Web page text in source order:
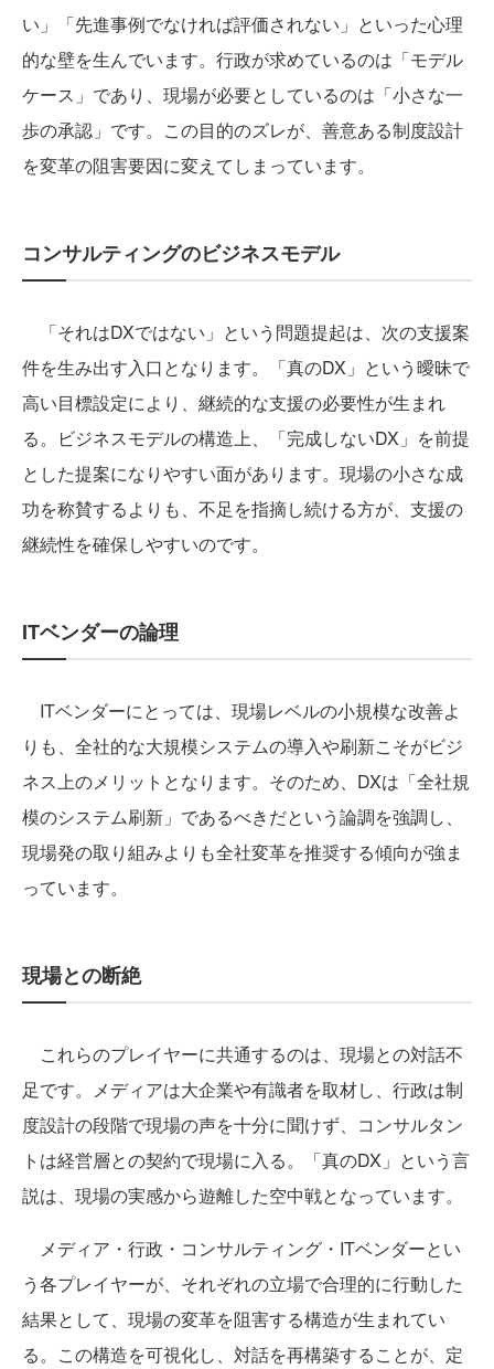
い」「先進事例でなければ評価されない」といった心理
的な壁を生んでいます。行政が求めているのは「モデル
ケース」であり、現場が必要としているのは「小さな一
歩の承認」です。この目的のズレが、善意ある制度設計
を変革の阻害要因に変えてしまっています。
コンサルティングのビジネスモデル
「それはDXではない」という問題提起は、次の支援案
件を生み出す入口となります。「真のDX」という曖昧で
高い目標設定により、継続的な支援の必要性が生まれ
る。ビジネスモデルの構造上、「完成しないDX」を前提
とした提案になりやすい面があります。現場の小さな成
功を称賛するよりも、不足を指摘し続ける方が、支援の
継続性を確保しやすいのです。
ITベンダーの論理
ITベンダーにとっては、現場レベルの小規模な改善よ
りも、全社的な大規模システムの導入や刷新こそがビジ
ネス上のメリットとなります。そのため、DXは「全社規
模のシステム刷新」であるべきだという論調を強調し、
現場発の取り組みよりも全社変革を推奨する傾向が強ま
っています。
現場との断絶
これらのプレイヤーに共通するのは、現場との対話不
足です。メディアは大企業や有識者を取材し、行政は制
度設計の段階で現場の声を十分に聞けず、コンサルタン
トは経営層との契約で現場に入る。「真のDX」という言
説は、現場の実感から遊離した空中戦となっています。
メディア・行政・コンサルティング・ITベンダーとい
う各プレイヤーが、それぞれの立場で合理的に行動した
結果として、現場の変革を阻害する構造が生まれてい
る。この構造を可視化し、対話を再構築することが、定